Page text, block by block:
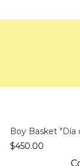
Boy Basket "Día
$450.00